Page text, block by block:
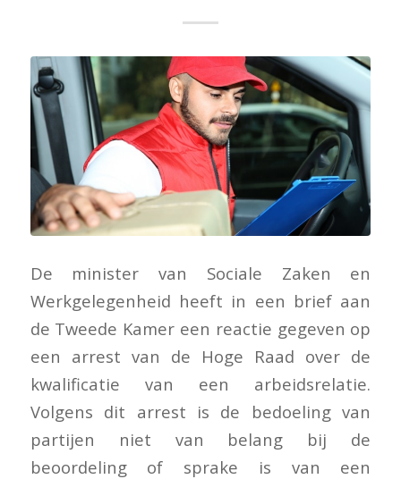
De minister van Sociale Zaken en
Werkgelegenheid heeft in een brief aan
de Tweede Kamer een reactie gegeven op
een arrest van de Hoge Raad over de
kwalificatie van een arbeidsrelatie.
Volgens dit arrest is de bedoeling van
partijen niet van belang bij de
beoordeling of sprake is van een